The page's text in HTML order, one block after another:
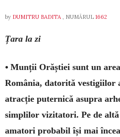
by DUMITRU BADITA , NUMĂRUL 1662
Țara la zi
• Munții Orăștiei sunt un
România, datorită vestigiilor
atracție puternică asupra
simplilor vizitatori. Pe de
amatori probabil își mai